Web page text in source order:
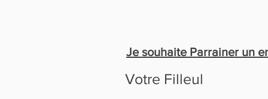
Je souhaite Parrainer un
Votre Filleul